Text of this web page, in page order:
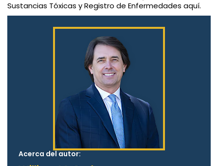
Sustancias Tóxicas y Registro de Enfermedades aquí.
Acerca del autor: